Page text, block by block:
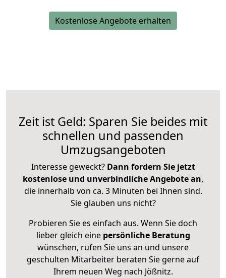
Kostenlose Angebote erhalten
Zeit ist Geld: Sparen Sie beides mit
schnellen und passenden
Umzugsangeboten
Interesse geweckt? Dann fordern Sie jetzt
kostenlose und unverbindliche Angebote an,
die innerhalb von ca. 3 Minuten bei Ihnen sind.
Sie glauben uns nicht?
Probieren Sie es einfach aus. Wenn Sie doch
lieber gleich eine persönliche Beratung
wünschen, rufen Sie uns an und unsere
geschulten Mitarbeiter beraten Sie gerne auf
Ihrem neuen Weg nach Jößnitz.